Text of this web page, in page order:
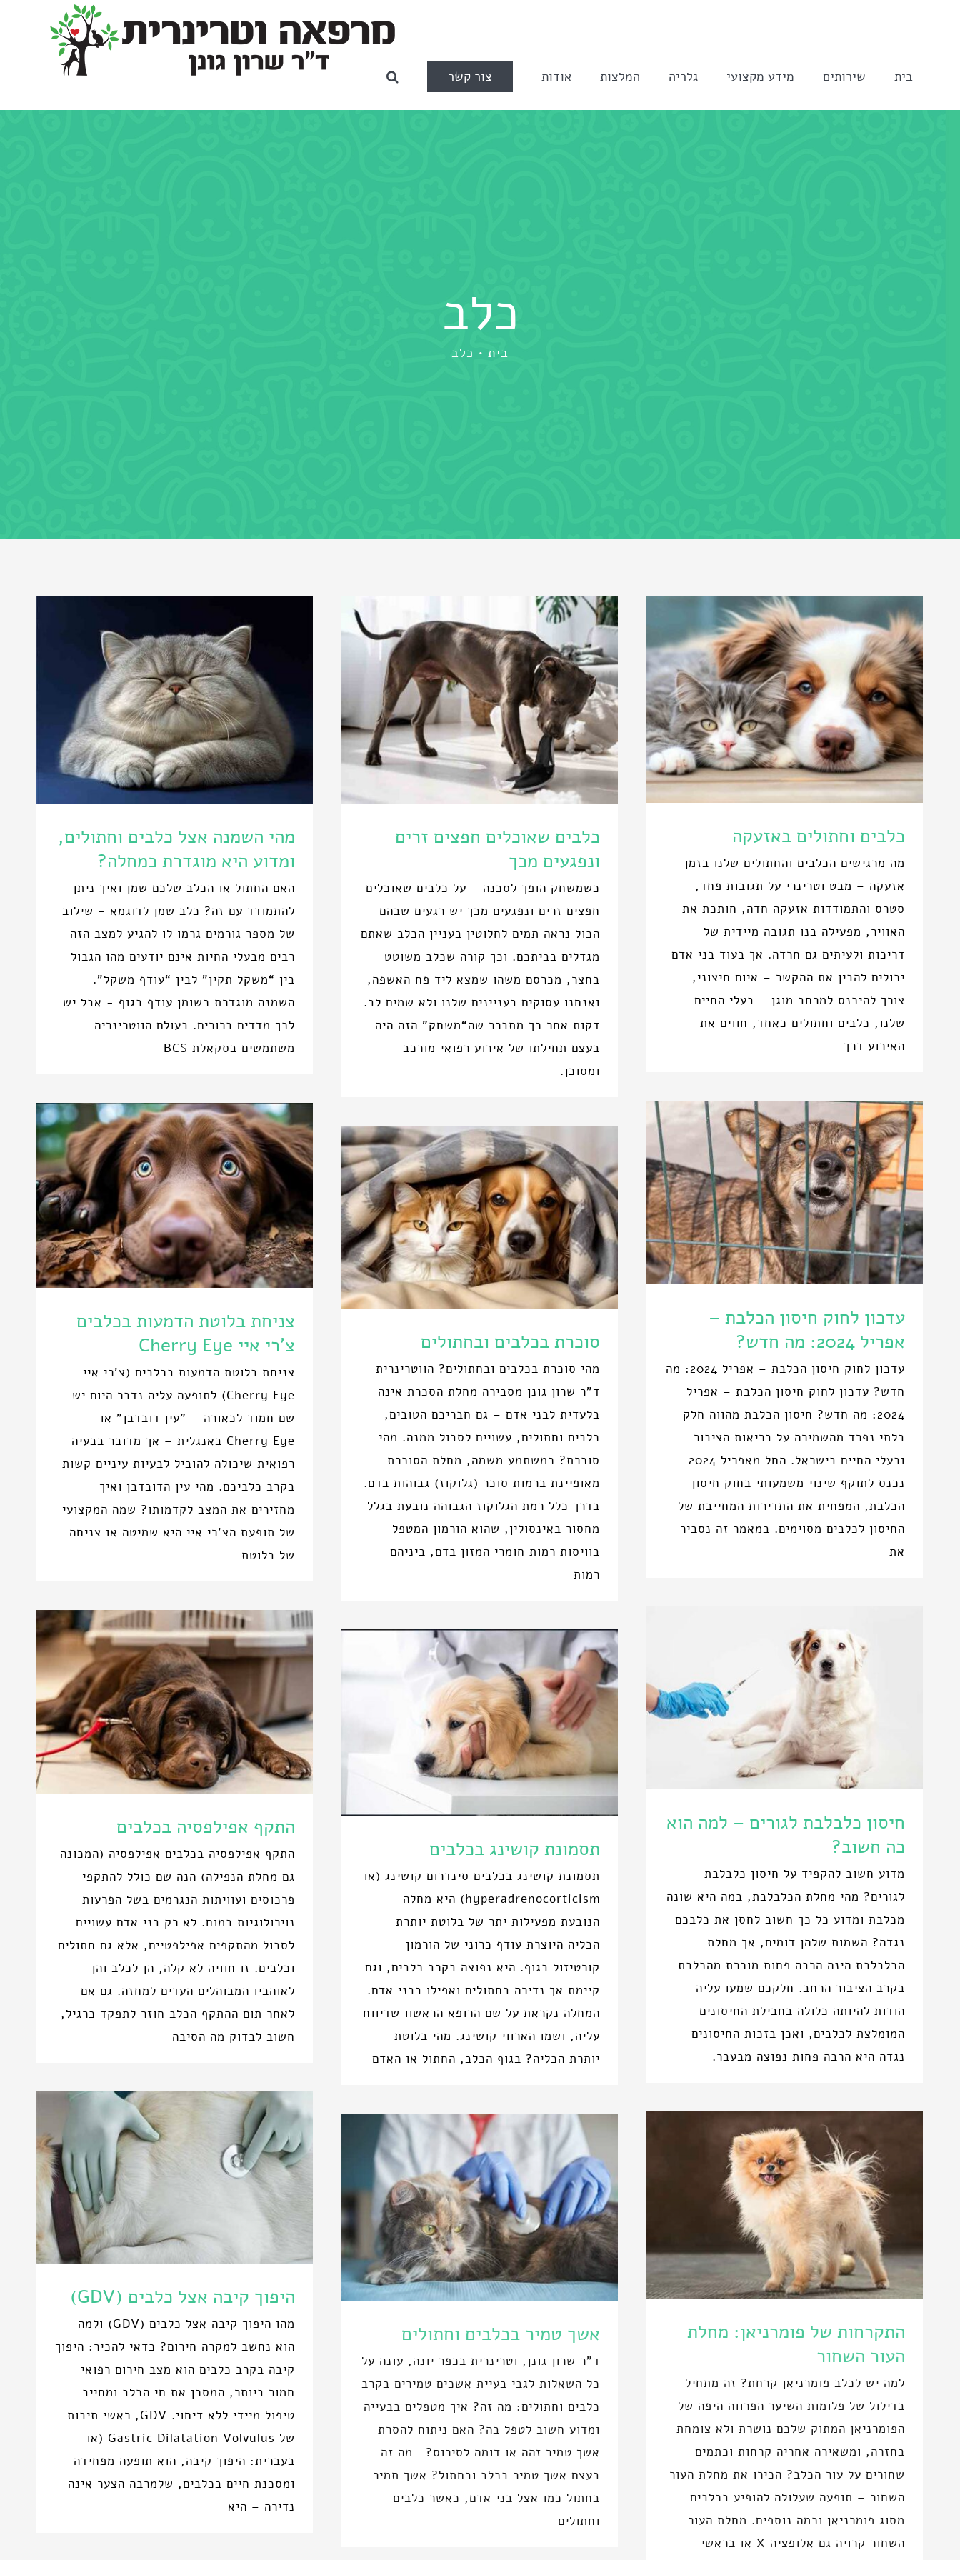
בית שירותים מידע מקצועי גלריה המלצות אודות צור קשר
כלב
בית כלב
כלבים וחתולים באזעקה
מה מרגישים הכלבים והחתולים שלנו בזמן
אזעקה – מבט וטרינרי על תגובות פחד,
סטרס והתמודדות אזעקה חדה, חותכת את
האוויר, מפעילה בנו תגובה מיידית של
דריכות ולעיתים גם חרדה. אך בעוד בני אדם
יכולים להבין את ההקשר – איום חיצוני,
צורך להיכנס למרחב מוגן – בעלי החיים
שלנו, כלבים וחתולים כאחד, חווים את
האירוע דרך
כלבים שאוכלים חפצים זרים
ונפגעים מכך
כשמשחק הופך לסכנה - על כלבים שאוכלים
חפצים זרים ונפגעים מכך יש רגעים שבהם
הכול נראה תמים לחלוטין בעניין הכלב שאתם
מגדלים בביתכם. וכך קורה שכלב משוטט
בחצר, מכרסם משהו שמצא ליד פח האשפה,
ואנחנו עסוקים בעניינים שלנו ולא שמים לב.
דקות אחר כך מתברר שה“משחק” הזה היה
בעצם תחילתו של אירוע רפואי מורכב
ומסוכן.
מהי השמנה אצל כלבים וחתולים,
ומדוע היא מוגדרת כמחלה?
האם החתול או הכלב שלכם שמן ואיך ניתן
להתמודד עם זה? כלב שמן לדוגמא - שילוב
של מספר גורמים גרמו לו להגיע למצב הזה
רבים מבעלי החיות אינם יודעים מהו הגבול
בין “משקל תקין” לבין “עודף משקל”.
השמנה מוגדרת כשומן עודף בגוף - אבל יש
לכך מדדים ברורים. בעולם הווטרינריה
משתמשים בסקאלת BCS
עדכון לחוק חיסון הכלבת –
אפריל 2024: מה חדש?
עדכון לחוק חיסון הכלבת – אפריל 2024: מה
חדש? עדכון לחוק חיסון הכלבת – אפריל
2024: מה חדש? חיסון הכלבת מהווה חלק
בלתי נפרד מהשמירה על בריאות הציבור
ובעלי החיים בישראל. החל מאפריל 2024
נכנס לתוקף שינוי משמעותי בחוק חיסון
הכלבת, המפחית את התדירות המחייבת של
החיסון לכלבים מסוימים. במאמר זה נסביר
את
צניחת בלוטת הדמעות בכלבים
צ'רי איי Cherry Eye
צניחת בלוטת הדמעות בכלבים (צ'רי איי
Cherry Eye) לתופעה עליה נדבר היום יש
שם חמוד לכאורה – "עין דובדבן" או
Cherry Eye באנגלית – אך מדובר בבעיה
רפואית שיכולה להוביל לבעיות עיניים קשות
בקרב כלביכם. מהי עין הדובדבן ואיך
מחזירים את המצב לקדמותו? שמה המקצועי
של תופעת הצ'רי איי היא שמיטה או צניחה
של בלוטת
סוכרת בכלבים ובחתולים
מהי סוכרת בכלבים ובחתולים? הווטרינרית
ד"ר שרון גונן מסבירה מחלת הסכרת אינה
בלעדית לבני אדם – גם חבריכם הטובים,
כלבים וחתולים, עשויים לסבול ממנה. מהי
סוכרת? כמשתמע משמה, מחלת הסוכרת
מאופיינת ברמות סוכר (גלוקוז) גבוהות בדם.
בדרך כלל רמת הגלוקוז הגבוהה נובעת בגלל
מחסור באינסולין, שהוא הורמון המטפל
בוויסות רמות חומרי המזון בדם, ביניהם
רמות
חיסון כלבלבת לגורים – למה הוא
כה חשוב?
מדוע חשוב להקפיד על חיסון כלבלבת
לגורים? מהי מחלת הכלבלבת, במה היא שונה
מכלבת ומדוע כל כך חשוב לחסן את כלבכם
נגדה? השמות שלהן דומים, אך מחלת
הכלבלבת הינה הרבה פחות מוכרת מהכלבת
בקרב הציבור הרחב. חלקכם שמעו עליה
הודות להיותה כלולה בחבילת החיסונים
המומלצת לכלבים, ואכן בזכות החיסונים
נגדה היא הרבה פחות נפוצה מבעבר.
התקף אפילפסיה בכלבים
התקף אפילפסיה בכלבים אפילפסיה (המכונה
גם מחלת הנפילה) הנה שם כולל להתקפי
פרכוסים ועוויתות הנגרמים בשל הפרעות
נוירולוגיות במוח. לא רק בני אדם עשויים
לסבול מהתקפים אפילפטיים, אלא גם חתולים
וכלבים. זו חוויה לא קלה, הן לכלב והן
לאוהביו המבוהלים העדים למחזה. גם אם
לאחר תום ההתקף הכלב חוזר לתפקד כרגיל,
חשוב לבדוק מה הסיבה
תסמונת קושינג בכלבים
תסמונת קושינג בכלבים סינדרום קושינג (או
hyperadrenocorticism) היא מחלה
הנובעת מפעילות יתר של בלוטת יותרת
הכליה היוצרת עודף כרוני של הורמון
קורטיזול בגוף. היא נפוצה בקרב כלבים, וגם
קיימת אך נדירה בחתולים ואפילו בבני אדם.
המחלה נקראת על שם הרופא הראשוו שדיווח
עליה, ושמו הארווי קושינג. מהי בלוטת
יותרת הכליה? בגוף הכלב, החתול או האדם
היפוך קיבה אצל כלבים (GDV)
מהו היפוך קיבה אצל כלבים (GDV) ולמה
הוא נחשב למקרה חירום? כדאי להכיר: היפוך
קיבה בקרב כלבים הוא מצב חירום רפואי
חמור ביותר, המסכן את חי הכלב ומחייב
טיפול מיידי ללא דיחוי. GDV, ראשי תיבות
של Gastric Dilatation Volvulus (או
בעברית: היפוך קיבה, הוא תופעה מפחידה
ומסכנת חיים בכלבים, שלמרבה הצער אינה
נדירה – היא
התקרחות של פומרניאן: מחלת
העור השחור
למה יש לכלב פומרניאן קרחת? זה מתחיל
בדילול של פלומות השיער הפרווה היפה של
הפומרניאן המתוק שלכם נושרת ולא צומחת
בחזרה, ומשאירה אחריה קרחות וכתמים
שחורים על עור הכלב? הכירו את מחלת העור
השחור – תופעה שעלולה להופיע בכלבים
מסוג פומרניאן וכמה נוספים. מחלת העור
השחור קרויה גם אלופציה X או בראשי
אשך טמיר בכלבים וחתולים
ד"ר שרון גונן, וטרינרית בכפר יונה, עונה על
כל השאלות לגבי בעיית אשכים טמירים בקרב
כלבים וחתולים: מה זה? איך מטפלים בבעייה
ומדוע חשוב לטפל בה? האם ניתוח להסרת
אשך טמיר זהה או דומה לסירוס? מה זה
בעצם אשך טמיר בכלב ובחתול? אשך תמיר
בחתול כמו אצל בני אדם, כאשר כלבים
וחתולים